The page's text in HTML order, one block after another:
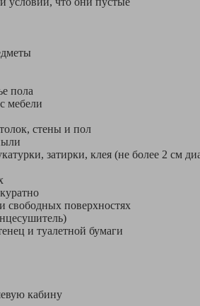
пола
мебели
стены и пол
затирки, клея (не более 2 см
свободных поверхностях
и туалетной бумаги
кабину